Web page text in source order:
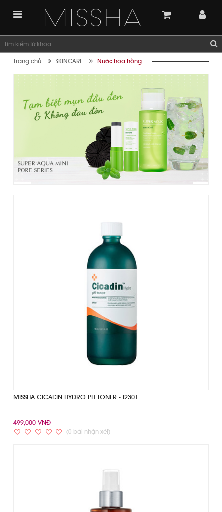
Trang chủ SKINCARE Nước hoa hồng
MISSHA CICADIN HYDRO PH TONER - I2301
499,000 VNĐ
(0 bài nhận xét)